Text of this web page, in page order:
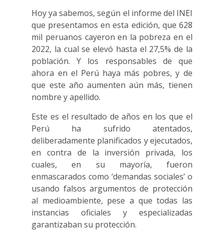
Hoy ya sabemos, según el informe del INEI
que presentamos en esta edición, que 628
mil peruanos cayeron en la pobreza en el
2022, la cual se elevó hasta el 27,5% de la
población. Y los responsables de que
ahora en el Perú haya más pobres, y de
que este año aumenten aún más, tienen
nombre y apellido.
Este es el resultado de años en los que el
Perú ha sufrido atentados,
deliberadamente planificados y ejecutados,
en contra de la inversión privada, los
cuales, en su mayoría, fueron
enmascarados como ‘demandas sociales’ o
usando falsos argumentos de protección
al medioambiente, pese a que todas las
instancias oficiales y especializadas
garantizaban su protección.